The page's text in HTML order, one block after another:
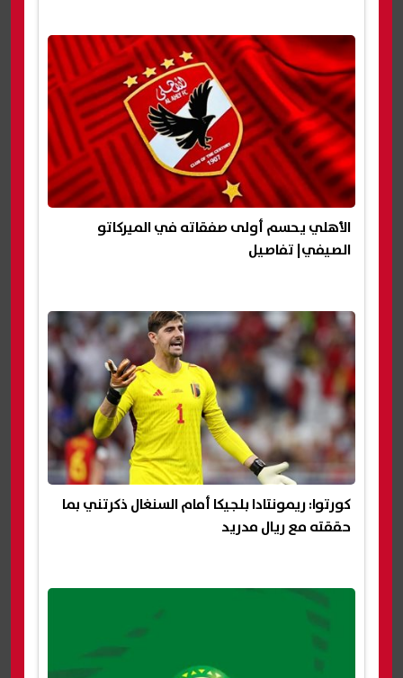
الأهلي يحسم أولى صفقاته في الميركاتو
الصيفي| تفاصيل
كورتوا: ريمونتادا بلجيكا أمام السنغال ذكرتني بما
حققته مع ريال مدريد